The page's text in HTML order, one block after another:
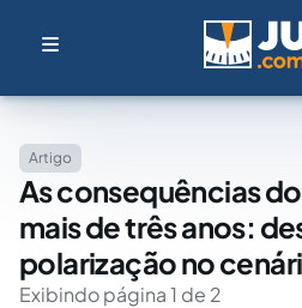
Artigo
As consequências
mais de três anos:
polarização no
Exibindo página 1 de 2